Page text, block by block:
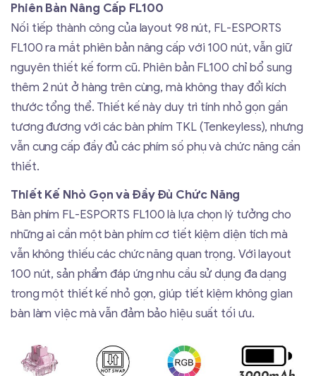
Phiên Bản Nâng Cấp FL100
Nối tiếp thành công của layout 98 nút, FL-ESPORTS
FL100 ra mắt phiên bản nâng cấp với 100 nút, vẫn giữ
nguyên thiết kế form cũ. Phiên bản FL100 chỉ bổ sung
thêm 2 nút ở hàng trên cùng, mà không thay đổi kích
thước tổng thể. Thiết kế này duy trì tính nhỏ gọn gần
tương đương với các bàn phím TKL (Tenkeyless), nhưng
vẫn cung cấp đầy đủ các phím số phụ và chức năng cần
thiết.
Thiết Kế Nhỏ Gọn và Đầy Đủ Chức Năng
Bàn phím FL-ESPORTS FL100 là lựa chọn lý tưởng cho
những ai cần một bàn phím cơ tiết kiệm diện tích mà
vẫn không thiếu các chức năng quan trọng. Với layout
100 nút, sản phẩm đáp ứng nhu cầu sử dụng đa dạng
trong một thiết kế nhỏ gọn, giúp tiết kiệm không gian
bàn làm việc mà vẫn đảm bảo hiệu suất tối ưu.